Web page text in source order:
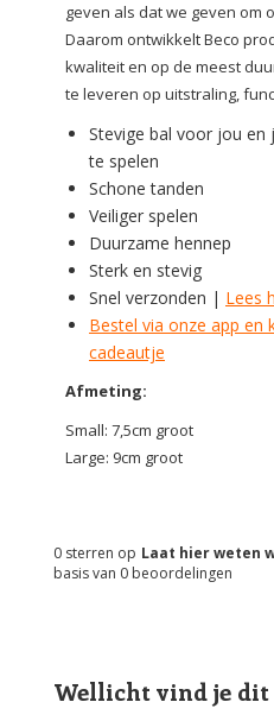
geven als dat we geven om
Daarom ontwikkelt Beco
kwaliteit en op de meest
te leveren op uitstraling,
Stevige bal voor jou
te spelen
Schone tanden
Veiliger spelen
Duurzame hennep
Sterk en stevig
Snel verzonden | Lees
Bestel via onze app en
cadeautje
Afmeting:
Small: 7,5cm groot
Large: 9cm groot
Laat hier weten
0 sterren op
basis van 0 beoordelingen
Wellicht vind je